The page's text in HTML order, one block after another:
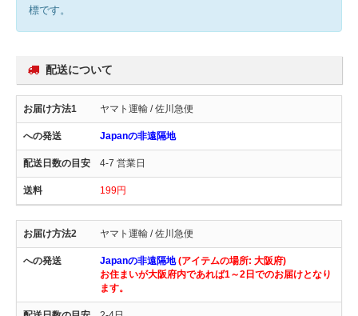
標です。
配送について
ヤマト運輸 / 佐川急便
Japanの非遠隔地
4-7 営業日
199円
ヤマト運輸 / 佐川急便
Japanの非遠隔地(アイテムの場所: 大阪府)
お住まいが大阪府内であれば1～2日でのお届けとなり
ます。